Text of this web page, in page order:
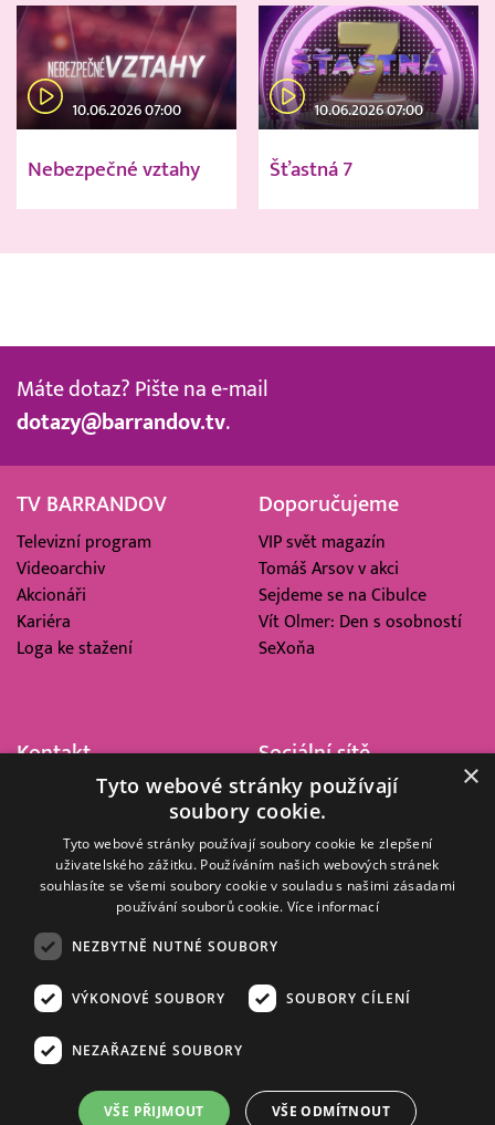
10.06.2026 07:00
Nebezpečné vztahy
10.06.2026 07:00
Šťastná 7
Máte dotaz? Pište na e-mail
dotazy@barrandov.tv.
TV BARRANDOV
Televizní program
Videoarchiv
Akcionáři
Kariéra
Loga ke stažení
Doporučujeme
VIP svět magazín
Tomáš Arsov v akci
Sejdeme se na Cibulce
Vít Olmer: Den s osobností
SeXoňa
Kontakt
Barrandov Televizní Studio,
Kříženeckého nám. 322
152 00 Praha 5
IČ 416 93 311
Sociální sítě
© 2008–2026 EMPRESA MEDIA, a.s. Všechna práva vyhrazena.
Zásady ochrany osobních a dalších zpracovávaných údajů
Informace o měření sledovanosti videa ve video archivu
×
Tyto webové stránky používají
soubory cookie.
Tyto webové stránky používají soubory cookie ke zlepšení
uživatelského zážitku. Používáním našich webových stránek
souhlasíte se všemi soubory cookie v souladu s našimi zásadami
používání souborů cookie. Více informací
NEZBYTNĚ NUTNÉ SOUBORY
VÝKONOVÉ SOUBORY SOUBORY CÍLENÍ
NEZAŘAZENÉ SOUBORY
VŠE PŘIJMOUT VŠE ODMÍTNOUT